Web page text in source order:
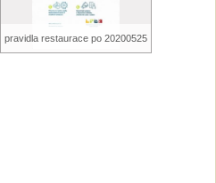
pravidla restaurace po 20200525